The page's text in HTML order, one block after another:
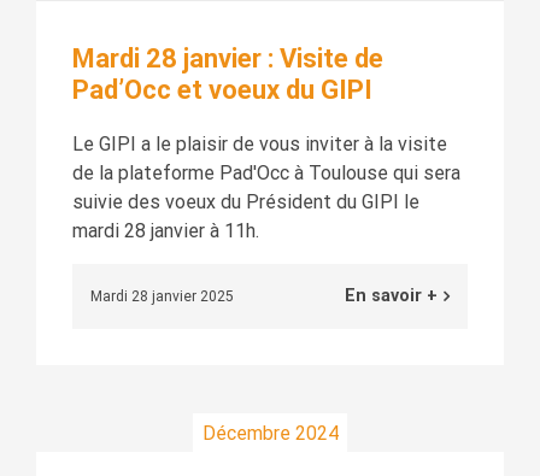
Mardi 28 janvier : Visite de
Pad’Occ et voeux du GIPI
Le GIPI a le plaisir de vous inviter à la visite
de la plateforme Pad'Occ à Toulouse qui sera
suivie des voeux du Président du GIPI le
mardi 28 janvier à 11h.
Mardi 28 janvier 2025 En savoir +
Décembre 2024